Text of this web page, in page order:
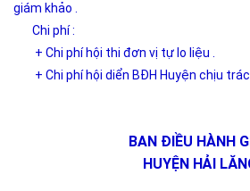
giám khảo .
Chi phí :
+ Chi phí hội thi đơn vị tự lo liệu .
+ Chi phí hội diển BĐH Huyện chịu
BAN ĐIỀU HÀNH
HUYỆN HẢI